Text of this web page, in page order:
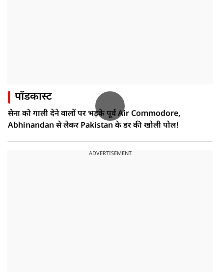
पॉडकास्ट
सेना को गाली देने वालों पर भड़के पूर्व Air Commodore,
Abhinandan से लेकर Pakistan के डर की खोली पोल!
ADVERTISEMENT